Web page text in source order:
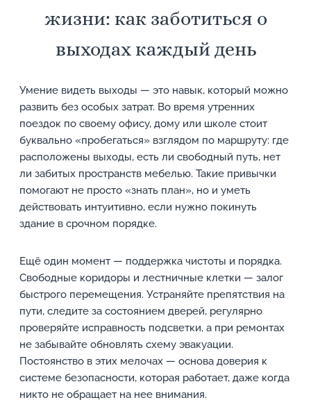
жизни: как заботиться о
выходах каждый день
Умение видеть выходы — это навык, который можно
развить без особых затрат. Во время утренних
поездок по своему офису, дому или школе стоит
буквально «пробегаться» взглядом по маршруту: где
расположены выходы, есть ли свободный путь, нет
ли забитых пространств мебелью. Такие привычки
помогают не просто «знать план», но и уметь
действовать интуитивно, если нужно покинуть
здание в срочном порядке.
Ещё один момент — поддержка чистоты и порядка.
Свободные коридоры и лестничные клетки — залог
быстрого перемещения. Устраняйте препятствия на
пути, следите за состоянием дверей, регулярно
проверяйте исправность подсветки, а при ремонтах
не забывайте обновлять схему эвакуации.
Постоянство в этих мелочах — основа доверия к
системе безопасности, которая работает, даже когда
никто не обращает на нее внимания.